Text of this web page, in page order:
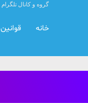
گروه و کانال تلگرام
قوانین خانه